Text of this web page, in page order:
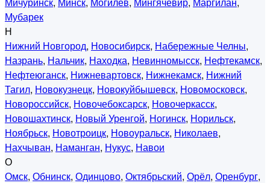
Мубарек
Н
Нижний Новгород, Новосибирск, Набережные Челны,
Назрань, Нальчик, Находка, Невинномысск, Нефтекамск,
Нефтеюганск, Нижневартовск, Нижнекамск, Нижний
Тагил, Новокузнецк, Новокуйбышевск, Новомосковск,
Новороссийск, Новочебоксарск, Новочеркасск,
Новошахтинск, Новый Уренгой, Ногинск, Норильск,
Ноябрьск, Новотроицк, Новоуральск, Николаев,
Нахчыван, Наманган, Нукус, Навои
О
Омск, Обнинск, Одинцово, Октябрьский, Орёл, Оренбург,